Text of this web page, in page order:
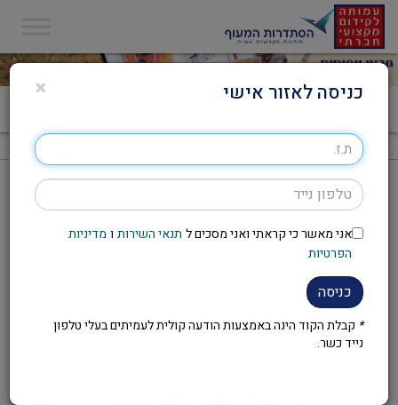
מגזינים
× כניסה לאזור אישי
אני מאשר כי קראתי ואני מסכים ל תנאי השירות ו מדיניות
הפרטיות
כניסה
* קבלת הקוד הינה באמצעות הודעה קולית לעמיתים בעלי טלפון
נייד כשר.